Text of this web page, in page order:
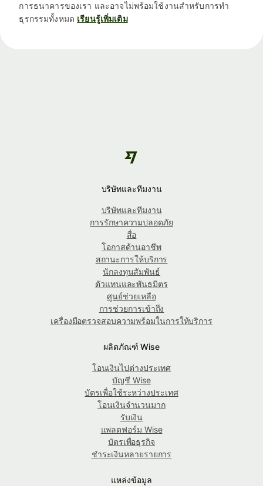
การธนาคารของเรา และอาจไม่พร้อมใช้งานสำหรับการทำ
ธุรกรรมทั้งหมด เรียนรู้เพิ่มเติม
บริษัทและทีมงาน
บริษัทและทีมงาน
การรักษาความปลอดภัย
สื่อ
โอกาสด้านอาชีพ
สถานะการให้บริการ
นักลงทุนสัมพันธ์
ตัวแทนและพันธมิตร
ศูนย์ช่วยเหลือ
การช่วยการเข้าถึง
เครื่องมือตรวจสอบความพร้อมในการให้บริการ
ผลิตภัณฑ์ Wise
โอนเงินไปต่างประเทศ
บัญชี Wise
บัตรเพื่อใช้ระหว่างประเทศ
โอนเงินจำนวนมาก
รับเงิน
แพลตฟอร์ม Wise
บัตรเพื่อธุรกิจ
ชำระเงินหลายรายการ
แหล่งข้อมูล